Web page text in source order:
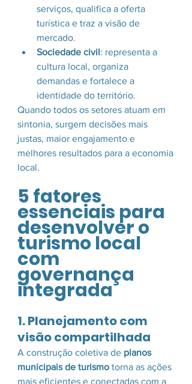
serviços, qualifica a oferta
turística e traz a visão de
mercado.
Sociedade civil: representa a
cultura local, organiza
demandas e fortalece a
identidade do território.
Quando todos os setores atuam em
sintonia, surgem decisões mais
justas, maior engajamento e
melhores resultados para a economia
local.
5 fatores
essenciais para
desenvolver o
turismo local
com
governança
integrada
1. Planejamento com
visão compartilhada
A construção coletiva de planos
municipais de turismo torna as ações
mais eficientes e conectadas com a